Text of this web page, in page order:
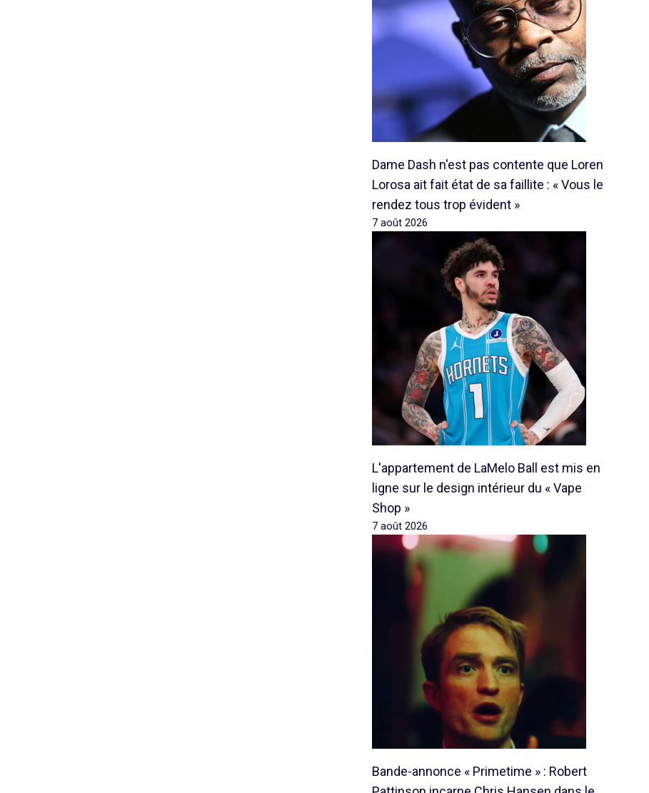
Dame Dash n'est pas contente que Loren
Lorosa ait fait état de sa faillite : « Vous le
rendez tous trop évident »
7 août 2026
L'appartement de LaMelo Ball est mis en
ligne sur le design intérieur du « Vape
Shop »
7 août 2026
Bande-annonce « Primetime » : Robert